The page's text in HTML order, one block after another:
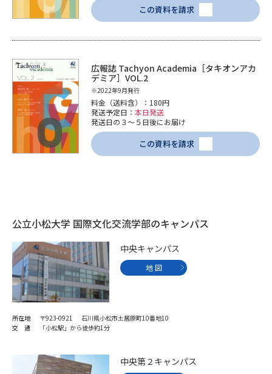
この資料を請求
広報誌 Tachyon Academia［タキオンアカ
デミア］VOL.2
※2022年9月発行
料金（送料含）：180円
発送予定日： 本日発送
発送日の３～５日後にお届け
この資料を請求
公立小松大学 国際文化交流学部のキャンパス
中央キャンパス
地 図
所在地
〒923-0921 石川県小松市土居原町10番地10
交 通
「小松駅」から徒歩約1分
中央第２キャンパス